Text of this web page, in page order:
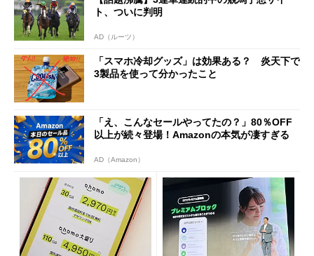
ト、ついに判明
AD（ルーツ）
「スマホ冷却グッズ」は効果ある？ 炎天下で
3製品を使って分かったこと
「え、こんなセールやってたの？」80％OFF
以上が続々登場！Amazonの本気が凄すぎる
AD（Amazon）